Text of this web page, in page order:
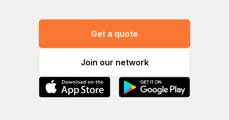
Get a quote
Join our network